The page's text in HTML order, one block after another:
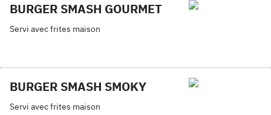
BURGER SMASH GOURMET
Servi avec frites maison
BURGER SMASH SMOKY
Servi avec frites maison